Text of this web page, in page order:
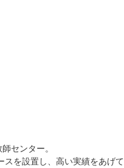
センター。
スを設置し、高い実績をあげて